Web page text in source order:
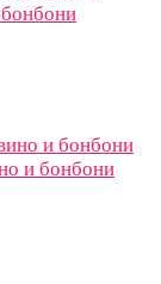
и бонбони